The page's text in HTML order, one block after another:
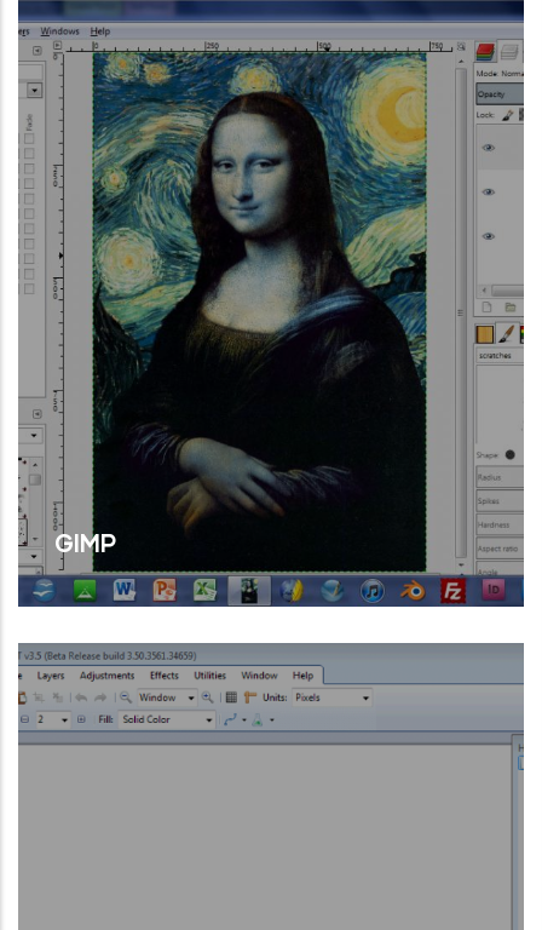
Llegir Més
GIMP
Si posem en paral·lel el Gimp amb altres
programes similars com Photoshop, ens
adonem de la versatilitat del primer.
Llegir Més